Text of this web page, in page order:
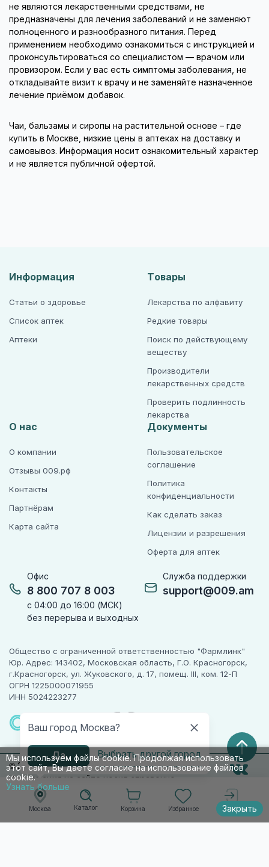
Москва
Ваш город Москва?
Да Выбрать другой город
Каталог Корзина Избранное Войти
не являются лекарственными средствами, не
предназначены для лечения заболеваний и не заменяют
полноценного и разнообразного питания. Перед
применением необходимо ознакомиться с инструкцией и
проконсультироваться со специалистом — врачом или
провизором. Если у вас есть симптомы заболевания, не
откладывайте визит к врачу и не заменяйте назначенное
лечение приёмом добавок.
Чаи, бальзамы и сиропы на растительной основе – где
купить в Москве, низкие цены в аптеках на доставку и
самовывоз. Информация носит ознакомительный характер
и не является публичной офертой.
Мы используем файлы cookie. Продолжая использовать
этот сайт, Вы даете согласие на использование файлов
cookie.
Узнать больше
Закрыть
Офис
8 800 707 8 003
с 04:00 до 16:00 (МСК)
без перерыва и выходных
Служба поддержки
support@009.am
Информация
Статьи о здоровье
Список аптек
Аптеки
Товары
Лекарства по алфавиту
Редкие товары
Поиск по действующему
веществу
Производители
лекарственных средств
Проверить подлинность
лекарства
О нас
О компании
Отзывы 009.рф
Контакты
Партнёрам
Карта сайта
Документы
Пользовательское
соглашение
Политика
конфиденциальности
Как сделать заказ
Лицензии и разрешения
Оферта для аптек
Общество с ограниченной ответственностью "Фармлинк"
Юр. Адрес: 143402, Московская область, Г.О. Красногорск,
г.Красногорск, ул. Жуковского, д. 17, помещ. III, ком. 12-П
ОГРН 1225000071955
ИНН 5024223277
© 2010-2026 009.РФ. Все права защищены
Информация на сайте носит справочно-
информационный характер и не является
публичной офертой п. 2 ст. 437 ГК РФ